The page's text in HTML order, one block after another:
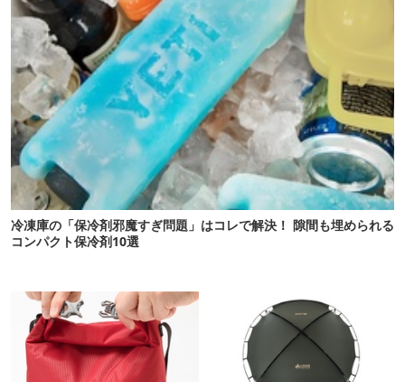
冷凍庫の「保冷剤邪魔すぎ問題」はコレで解決！ 隙間も埋められる
コンパクト保冷剤10選